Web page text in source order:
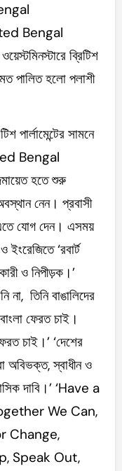
Bengal
ব্রিটিশ
মত পালিত হলো পলাশী
পার্লামেন্টের সামনে
Bengal
হতে শুরু
নেন। প্রবাসী
এতে যোগ দেন। এসময়
‘রবার্ট
ও নিপীড়ক।’
না, তিনি বাঙালিদের
ফেরত চাই।
চাই।’ ‘দেশের
অবিভক্ত, স্বাধীন ও
দাবি।’ ‘Have a
We Can,
Change,
Speak Out,